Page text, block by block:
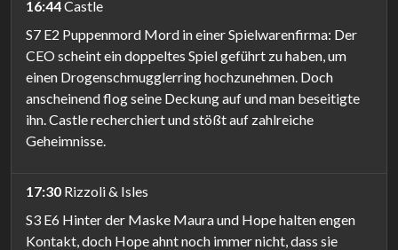
16:44Castle
S7 E2 Puppenmord Mord in einer Spielwarenfirma: Der
CEO scheint ein doppeltes Spiel geführt zu haben, um
einen Drogenschmugglerring hochzunehmen. Doch
anscheinend flog seine Deckung auf und man beseitigte
ihn. Castle recherchiert und stößt auf zahlreiche
Geheimnisse.
17:30 Rizzoli & Isles
S3 E6 Hinter der Maske Maura und Hope halten engen
Kontakt, doch Hope ahnt noch immer nicht, dass sie